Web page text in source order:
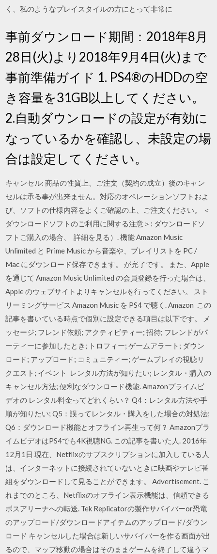
く、私のようなプレイスタイルの方にとって非常に
事前ダウンロード期間：2018年8月
28日(火)より2018年9月4日(火)まで
事前準備ガイド 1. PS4®のHDDの空
き容量を31GB以上してください。
2.自動ダウンロードの設定が有効に
なっているかを確認し、未設定の場
合は設定してください。
キャンセル: 商品の性質上、ご注文（契約の成立）後のキャン
セルは承る事が出来ません。対応のオペレーションソフトおよ
び、ソフトの仕様内容をよくご確認の上、ご注文ください。 ＜
ダウンロードソフトのご利用に関する注意＞: ダウンロードソ
フトご購入の場合、 詳細を見る）. 機能 Amazon Music
Unlimited と Prime Music から音楽や、プレイリストを PC /
Mac にダウンロード保存できます。 が完了です。 また、Apple
を通じて Amazon Music Unlimited の会員登録を行った場合は、
Apple のウェブサイトよりキャンセルを行ってください。 スト
リーミングサービス Amazon Music を PS4 で聴く. Amazon この
記事を書いている時点で個別に設定できる項目は以下です。 メ
ッセージ; フレンド依頼; アクティビティー; 招待; フレンドがパ
ーティーに参加したとき; トロフィー; ゲームアラート; ダウン
ロード; アップロード; コミュニティー; ゲームプレイの視聴リ
クエスト; イベント レンタル方法が知りたい; レンタル・購入の
キャンセル方法; 便利なダウンロード機能. Amazonプライムビ
デオの レンタル料金ってどれくらい？ Q4：レンタル方法や手
順が知りたい; Q5：誤ってレンタル・購入をした場合の対処法;
Q6：ダウンロード機能とオフライン再生って何？ Amazonプラ
イムビデオはPS4でも4K視聴NG. この記事を書いた人. 2016年
12月1日 現在、Netflixのサブスクリプションに加入している人
は、インターネットに接続されていないときに映画やテレビ番
組をダウンロードして見ることができます。 Advertisement. こ
れまでのところ、Netflixのオフライン表示機能は、信頼できる
ボスアリーナへの転送. Tek Replicatorの製作サバイバーor恐竜
のアップロード/ダウンロードアイテムのアップロード/ダウン
ロード キャンセルした場合は新しいサバイバーを作る画面が出
るので、マップ移動の場合はそのままゲームを終了して違うマ